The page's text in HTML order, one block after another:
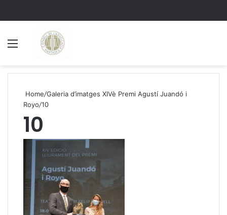
Home/Galeria d’imatges XIVè Premi Agustí Juandó i
Royo/10
10